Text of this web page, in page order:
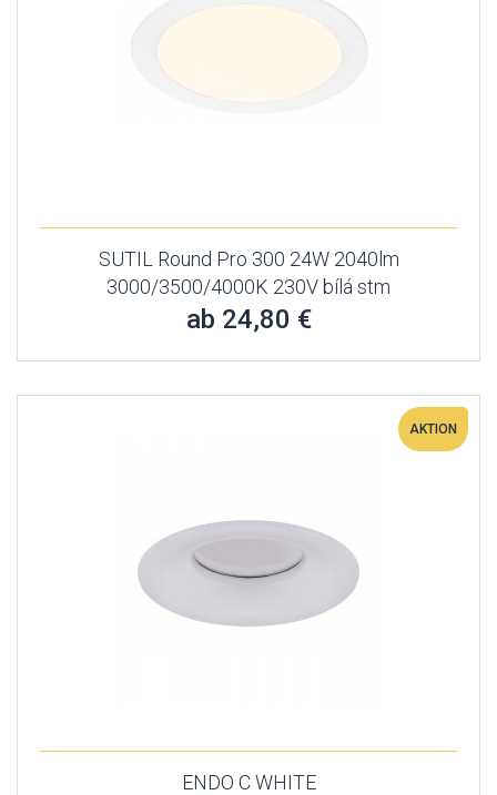
SUTIL Round Pro 300 24W 2040lm
3000/3500/4000K 230V bílá stm
ab 24,80 €
AKTION
ENDO C WHITE